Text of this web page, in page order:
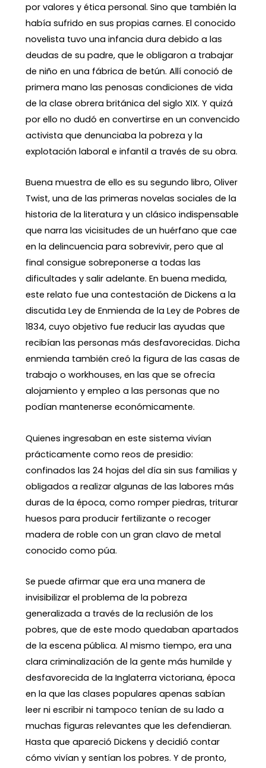
por valores y ética personal. Sino que también la
había sufrido en sus propias carnes. El conocido
novelista tuvo una infancia dura debido a las
deudas de su padre, que le obligaron a trabajar
de niño en una fábrica de betún. Allí conoció de
primera mano las penosas condiciones de vida
de la clase obrera británica del siglo XIX. Y quizá
por ello no dudó en convertirse en un convencido
activista que denunciaba la pobreza y la
explotación laboral e infantil a través de su obra.
Buena muestra de ello es su segundo libro, Oliver
Twist, una de las primeras novelas sociales de la
historia de la literatura y un clásico indispensable
que narra las vicisitudes de un huérfano que cae
en la delincuencia para sobrevivir, pero que al
final consigue sobreponerse a todas las
dificultades y salir adelante. En buena medida,
este relato fue una contestación de Dickens a la
discutida Ley de Enmienda de la Ley de Pobres de
1834, cuyo objetivo fue reducir las ayudas que
recibían las personas más desfavorecidas. Dicha
enmienda también creó la figura de las casas de
trabajo o workhouses, en las que se ofrecía
alojamiento y empleo a las personas que no
podían mantenerse económicamente.
Quienes ingresaban en este sistema vivían
prácticamente como reos de presidio:
confinados las 24 hojas del día sin sus familias y
obligados a realizar algunas de las labores más
duras de la época, como romper piedras, triturar
huesos para producir fertilizante o recoger
madera de roble con un gran clavo de metal
conocido como púa.
Se puede afirmar que era una manera de
invisibilizar el problema de la pobreza
generalizada a través de la reclusión de los
pobres, que de este modo quedaban apartados
de la escena pública. Al mismo tiempo, era una
clara criminalización de la gente más humilde y
desfavorecida de la Inglaterra victoriana, época
en la que las clases populares apenas sabían
leer ni escribir ni tampoco tenían de su lado a
muchas figuras relevantes que les defendieran.
Hasta que apareció Dickens y decidió contar
cómo vivían y sentían los pobres. Y de pronto,